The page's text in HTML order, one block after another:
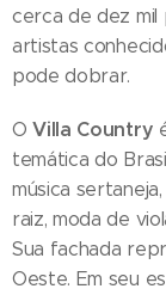
cerca de dez mil
artistas
pode dobrar.
OVilla Country
temática do
música
raiz, moda de
Sua fachada
Oeste. Em seu